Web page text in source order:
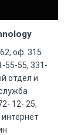
оф. 315
55-55, 331-
отдел и
12- 25,